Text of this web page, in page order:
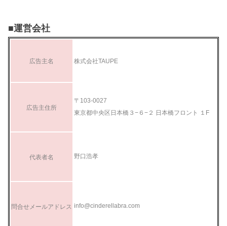
■運営会社
広告主名 株式会社TAUPE
広告主住所
〒103-0027
東京都中央区日本橋３−６−２ 日本橋フロント １F
代表者名 野口浩孝
問合せメールアドレス info@cinderellabra.com